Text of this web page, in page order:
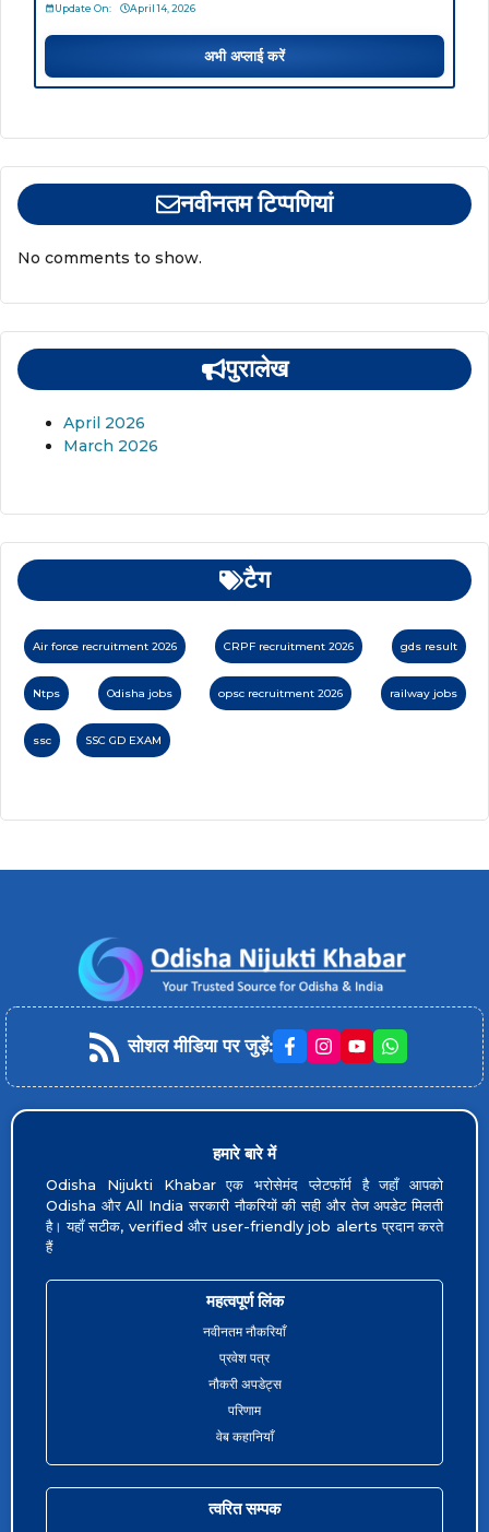
Update On: April 14, 2026
अभी अप्लाई करें
नवीनतम टिप्पणियां
No comments to show.
पुरालेख
April 2026
March 2026
टैग
Air force recruitment 2026 CRPF recruitment 2026 gds result
Ntps Odisha jobs opsc recruitment 2026 railway jobs
ssc SSC GD EXAM
सोशल मीडिया पर जुड़ें:
हमारे बारे में
Odisha Nijukti Khabar एक भरोसेमंद प्लेटफॉर्म है जहाँ आपको
Odisha और All India सरकारी नौकरियों की सही और तेज अपडेट मिलती
है। यहाँ सटीक, verified और user-friendly job alerts प्रदान करते
हैं
महत्वपूर्ण लिंक
नवीनतम नौकरियाँ
प्रवेश पत्र
नौकरी अपडेट्स
परिणाम
वेब कहानियाँ
त्वरित सम्पक